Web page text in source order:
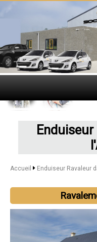
Accueil Enduiseur Ravaleur